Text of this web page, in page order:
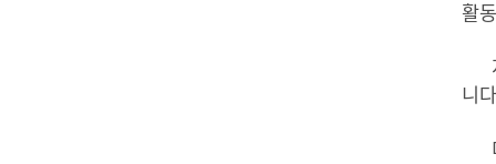
활
니다